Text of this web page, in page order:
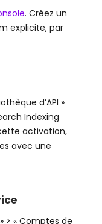
. Créez un
explicite, par
d’API »
Indexing
cette activation,
avec une
> « Comptes de